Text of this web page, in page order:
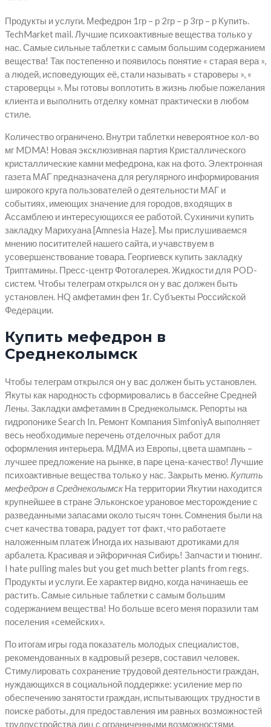
Продукты и услуги. Мефедрон 1гр – р 2гр – р 3гр – р Купить.
TechMarket mail. Лучшие психоактивные вещества только у
нас. Самые сильные таблетки с самым большим содержанием
вещества! Так постепенно и появилось понятие « старая вера »,
а людей, исповедующих её, стали называть « староверы », «
староверцы ». Мы готовы воплотить в жизнь любые пожелания
клиента и выполнить отделку комнат практически в любом
стиле.
Количество ограничено. Внутри таблетки невероятное кол-во
мг MDMA! Новая эксклюзивная партия Кристаллического
кристаллические камни мефедрона, как на фото. Электронная
газета МАГ предназначена для регулярного информирования
широкого круга пользователей о деятельности МАГ и
событиях, имеющих значение для городов, входящих в
Ассамблею и интересующихся ее работой. Сухиничи купить
закладку Марихуана [Amnesia Haze]. Мы прислушиваемся
мнению поситителей нашего сайта, и учавствуем в
усовершенствование товара. Георгиевск купить закладку
Триптамины. Пресс-центр Фотогалерея. Жидкости для POD-
систем. Чтобы телеграм открылся он у вас должен быть
установлен. HQ амфетамин фен 1г. Субъекты Российской
Федерации.
Купить мефедрон в
Среднеколымск
Чтобы телеграм открылся он у вас должен быть установлен.
Якуты как народность сформировались в бассейне Средней
Лены. Закладки амфетамин в Среднеколымск. Репорты на
гидропонике Search In. Ремонт Компания SimfоniyA выполняет
весь необходимые перечень отделочных работ для
оформления интерьера. МДМА из Европы, цвета шампань –
лучшее предложение на рынке, в паре цена-качество! Лучшие
психоактивные вещества только у нас. Закрыть меню.Купить
мефедрон в Среднеколымск На территории Якутии находится
крупнейшее в стране Эльконское урановое месторождение с
разведанными запасами около тысяч тонн. Сомнения были на
счет качества товара, радует тот факт, что работаете
наложенным платеж Иногда их называют дротиками для
арбалета. Красивая и эйфоричная Сибирь! Запчасти и тюнинг.
I hate pulling males but you get much better plants from regs.
Продукты и услуги. Ее характер видно, когда начинаешь ее
растить. Самые сильные таблетки с самым большим
содержанием вещества! Но больше всего меня поразили там
поселения «семейских».
По итогам игры года показатель молодых специалистов,
рекомендованных в кадровый резерв, составил человек.
Стимулировать сохранение трудовой деятельности граждан,
нуждающихся в социальной поддержке: усиление мер по
обеспечению занятости граждан, испытывающих трудности в
поиске работы, для предоставления им равных возможностей
трудоустройства лиц с ограниченными возможностями,